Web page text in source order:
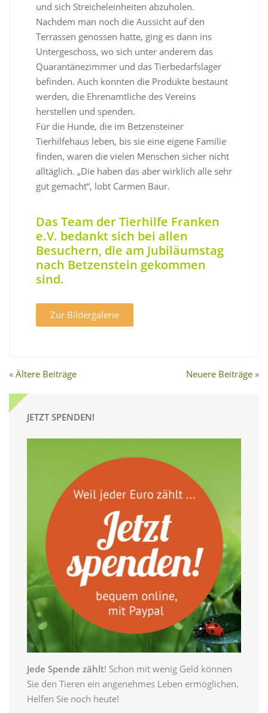
und sich Streicheleinheiten abzuholen.
Nachdem man noch die Aussicht auf den
Terrassen genossen hatte, ging es dann ins
Untergeschoss, wo sich unter anderem das
Quarantänezimmer und das Tierbedarfslager
befinden. Auch konnten die Produkte bestaunt
werden, die Ehrenamtliche des Vereins
herstellen und spenden.
Für die Hunde, die im Betzensteiner
Tierhilfehaus leben, bis sie eine eigene Familie
finden, waren die vielen Menschen sicher nicht
alltäglich. „Die haben das aber wirklich alle sehr
gut gemacht“, lobt Carmen Baur.
Das Team der Tierhilfe Franken
e.V. bedankt sich bei allen
Besuchern, die am Jubiläumstag
nach Betzenstein gekommen
sind.
Zur Bildergalerie
Ältere Beiträge Neuere Beiträge
JETZT SPENDEN!
Jede Spende zählt! Schon mit wenig Geld können
Sie den Tieren ein angenehmes Leben ermöglichen.
Helfen Sie noch heute!